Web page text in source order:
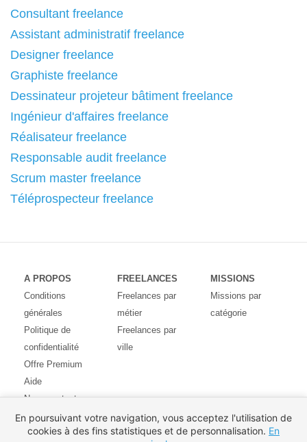
Consultant freelance
Assistant administratif freelance
Designer freelance
Graphiste freelance
Dessinateur projeteur bâtiment freelance
Ingénieur d'affaires freelance
Réalisateur freelance
Responsable audit freelance
Scrum master freelance
Téléprospecteur freelance
A PROPOS
Conditions
générales
Politique de
confidentialité
Offre Premium
Aide
Nous contacter
Avis des
utilisateurs
FREELANCES
Freelances par
métier
Freelances par
ville
MISSIONS
Missions par
catégorie
En poursuivant votre navigation, vous acceptez l'utilisation de
cookies à des fins statistiques et de personnalisation. En